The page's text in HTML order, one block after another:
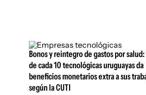
Bonos y reintegro de gastos por
de cada 10 tecnológicas uruguayas da
beneficios monetarios extra a sus
según la CUTI